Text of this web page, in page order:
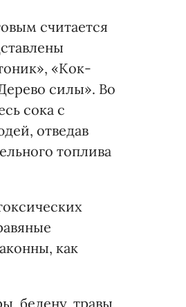
считается
«Кок-
силы». Во
сока с
отведав
топлива
как
белену, травы,